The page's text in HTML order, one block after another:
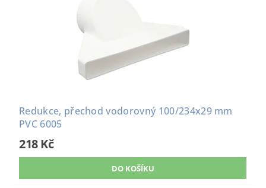
Redukce, přechod vodorovný 100/234x29 mm
PVC 6005
218 Kč